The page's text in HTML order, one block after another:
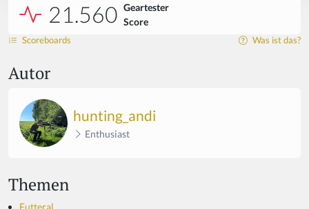
21.560 Geartester
Score
Scoreboards Was ist das?
Autor
hunting_andi
Enthusiast
Themen
Futteral